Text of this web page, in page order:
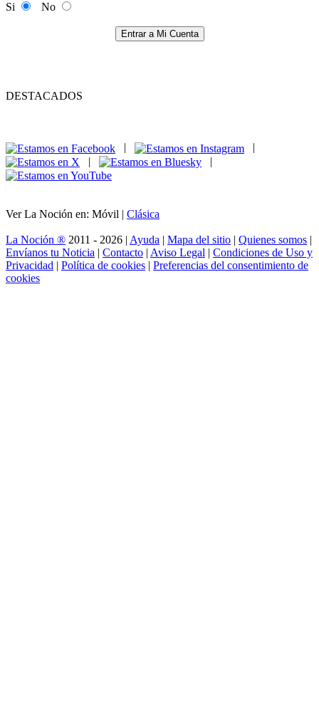
Si
No
Entrar a Mi Cuenta
DESTACADOS
|
|
Ver La Noción en: Móvil | Clásica
La Noción ® 2011 - 2026 | Ayuda | Mapa del sitio | Quienes somos |
Envíanos tu Noticia | Contacto | Aviso Legal | Condiciones de Uso y
Privacidad | Política de cookies | Preferencias del consentimiento de
cookies